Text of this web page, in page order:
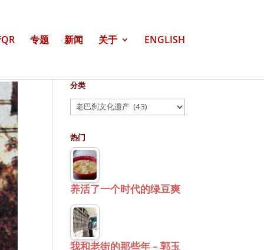
专题 新闻 关于 ENGLISH
分类
分
热门
养活了一个时代的绿豆爽
我和老街的那些年 – 郭玉